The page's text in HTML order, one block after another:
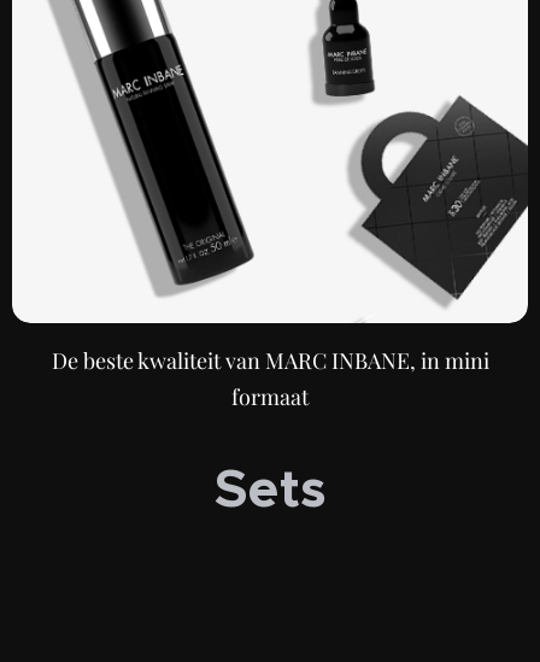
De beste kwaliteit van MARC INBANE, in mini
formaat
Sets